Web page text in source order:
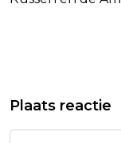
TILLMAN
STRAF OP
Plaats reactie